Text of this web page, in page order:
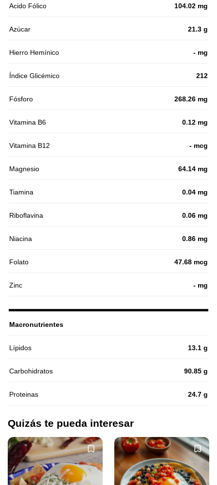
Acido Fólico 104.02 mg
Azúcar 21.3 g
Hierro Hemínico - mg
Índice Glicémico 212
Fósforo 268.26 mg
Vitamina B6 0.12 mg
Vitamina B12 - mcg
Magnesio 64.14 mg
Tiamina 0.04 mg
Riboflavina 0.06 mg
Niacina 0.86 mg
Folato 47.68 mcg
Zinc - mg
Macronutrientes
Lípidos 13.1 g
Carbohidratos 90.85 g
Proteinas 24.7 g
Quizás te pueda interesar